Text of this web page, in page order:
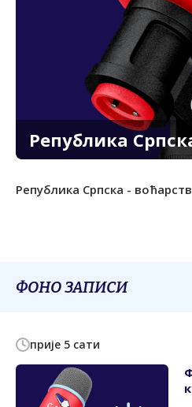
Република
Република Српска -
ФОНО ЗАПИСИ
прије 5 сати